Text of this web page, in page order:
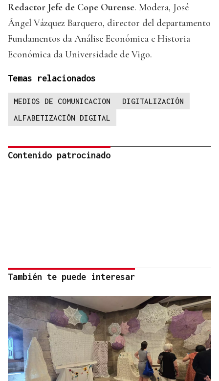
Redactor Jefe de Cope Ourense. Modera, José
Ángel Vázquez Barquero, director del departamento
Fundamentos da Análise Económica e Historia
Económica da Universidade de Vigo.
Temas relacionados
MEDIOS DE COMUNICACION
DIGITALIZACIÓN
ALFABETIZACIÓN DIGITAL
Contenido patrocinado
También te puede interesar